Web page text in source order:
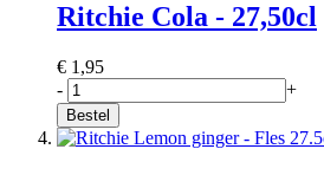
Ritchie Cola - 27,50cl
€ 1,95
-
+
Bestel